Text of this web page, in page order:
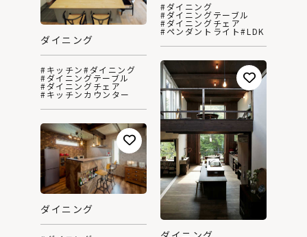
#ダイニング
#ダイニングテーブル
#ダイニングチェア
#ペンダントライト#LDK
ダイニング
#キッチン#ダイニング
#ダイニングテーブル
#ダイニングチェア
#キッチンカウンター
ダイニング